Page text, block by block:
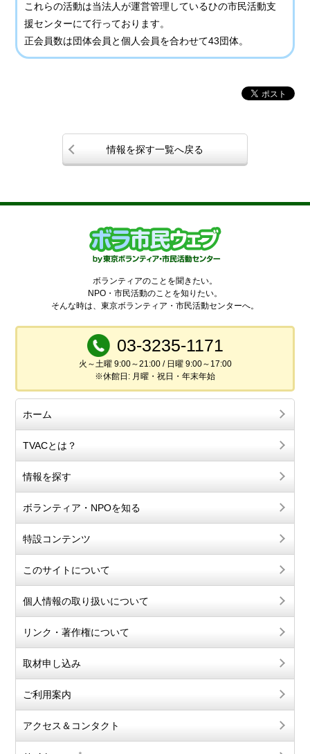
これらの活動は当法人が運営管理しているひの市民活動支
援センターにて行っております。
正会員数は団体会員と個人会員を合わせて43団体。
情報を探す一覧へ戻る
ボランティアのことを聞きたい。
NPO・市民活動のことを知りたい。
そんな時は、東京ボランティア・市民活動センターへ。
03-3235-1171
火～土曜 9:00～21:00 / 日曜 9:00～17:00
※休館日: 月曜・祝日・年末年始
ホーム
TVACとは？
情報を探す
ボランティア・NPOを知る
特設コンテンツ
このサイトについて
個人情報の取り扱いについて
リンク・著作権について
取材申し込み
ご利用案内
アクセス＆コンタクト